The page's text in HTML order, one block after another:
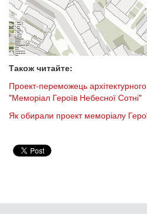
Також читайте:
Проект-переможець архітектурного
"Меморіал Героїв Небесної Сотні"
Як обирали проект меморіалу